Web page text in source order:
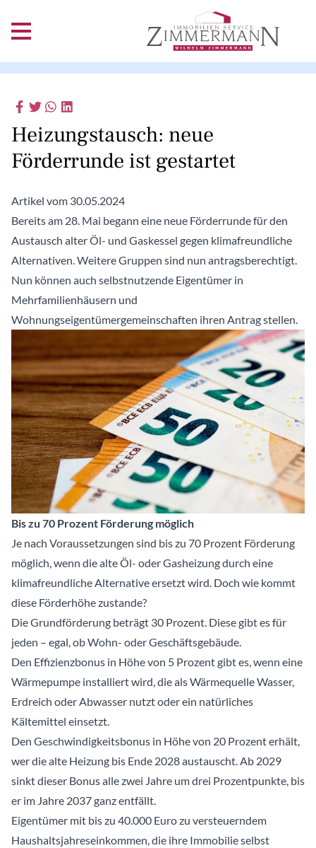
Heizungstausch: neue
Förderrunde ist gestartet
Artikel vom 30.05.2024
Bereits am 28. Mai begann eine neue Förderrunde für den
Austausch alter Öl- und Gaskessel gegen klimafreundliche
Alternativen. Weitere Gruppen sind nun antragsberechtigt.
Nun können auch selbstnutzende Eigentümer in
Mehrfamilienhäusern und
Wohnungseigentümergemeinschaften ihren Antrag stellen.
Bis zu 70 Prozent Förderung möglich
Je nach Voraussetzungen sind bis zu 70 Prozent Förderung
möglich, wenn die alte Öl- oder Gasheizung durch eine
klimafreundliche Alternative ersetzt wird. Doch wie kommt
diese Förderhöhe zustande?
Die Grundförderung beträgt 30 Prozent. Diese gibt es für
jeden – egal, ob Wohn- oder Geschäftsgebäude.
Den Effizienzbonus in Höhe von 5 Prozent gibt es, wenn eine
Wärmepumpe installiert wird, die als Wärmequelle Wasser,
Erdreich oder Abwasser nutzt oder ein natürliches
Kältemittel einsetzt.
Den Geschwindigkeitsbonus in Höhe von 20 Prozent erhält,
wer die alte Heizung bis Ende 2028 austauscht. Ab 2029
sinkt dieser Bonus alle zwei Jahre um drei Prozentpunkte, bis
er im Jahre 2037 ganz entfällt.
Eigentümer mit bis zu 40.000 Euro zu versteuerndem
Haushaltsjahreseinkommen, die ihre Immobilie selbst